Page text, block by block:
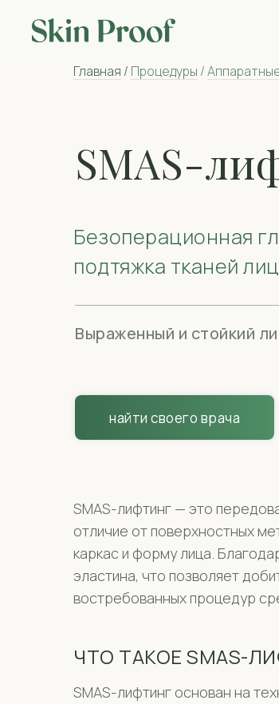
SMAS-
Безоперационная
подтяжка тканей
Главная / Процедуры /
Выраженный и стойкий
найти своего врача
SMAS-лифтинг — это
отличие от поверхностных
каркас и форму лица.
эластина, что позволяет
востребованных процедур
ЧТО ТАКОЕ SMAS-
SMAS-лифтинг основан на